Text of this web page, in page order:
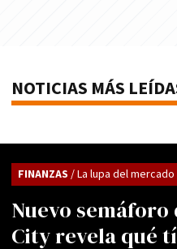
NOTICIAS MÁS
Nuevo
City revela qué
FINANZAS / La lupa del mercado